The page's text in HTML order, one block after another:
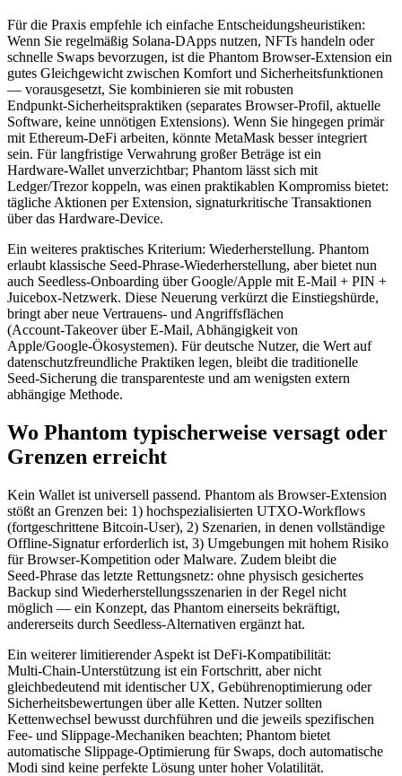
Für die Praxis empfehle ich einfache Entscheidungsheuristiken:
Wenn Sie regelmäßig Solana‑DApps nutzen, NFTs handeln oder
schnelle Swaps bevorzugen, ist die Phantom Browser‑Extension ein
gutes Gleichgewicht zwischen Komfort und Sicherheitsfunktionen
— vorausgesetzt, Sie kombinieren sie mit robusten
Endpunkt‑Sicherheitspraktiken (separates Browser-Profil, aktuelle
Software, keine unnötigen Extensions). Wenn Sie hingegen primär
mit Ethereum‑DeFi arbeiten, könnte MetaMask besser integriert
sein. Für langfristige Verwahrung großer Beträge ist ein
Hardware‑Wallet unverzichtbar; Phantom lässt sich mit
Ledger/Trezor koppeln, was einen praktikablen Kompromiss bietet:
tägliche Aktionen per Extension, signaturkritische Transaktionen
über das Hardware‑Device.
Ein weiteres praktisches Kriterium: Wiederherstellung. Phantom
erlaubt klassische Seed‑Phrase‑Wiederherstellung, aber bietet nun
auch Seedless‑Onboarding über Google/Apple mit E‑Mail + PIN +
Juicebox‑Netzwerk. Diese Neuerung verkürzt die Einstiegshürde,
bringt aber neue Vertrauens‑ und Angriffsflächen
(Account‑Takeover über E‑Mail, Abhängigkeit von
Apple/Google‑Ökosystemen). Für deutsche Nutzer, die Wert auf
datenschutzfreundliche Praktiken legen, bleibt die traditionelle
Seed‑Sicherung die transparenteste und am wenigsten extern
abhängige Methode.
Wo Phantom typischerweise versagt oder
Grenzen erreicht
Kein Wallet ist universell passend. Phantom als Browser‑Extension
stößt an Grenzen bei: 1) hochspezialisierten UTXO‑Workflows
(fortgeschrittene Bitcoin‑User), 2) Szenarien, in denen vollständige
Offline‑Signatur erforderlich ist, 3) Umgebungen mit hohem Risiko
für Browser‑Kompetition oder Malware. Zudem bleibt die
Seed‑Phrase das letzte Rettungsnetz: ohne physisch gesichertes
Backup sind Wiederherstellungsszenarien in der Regel nicht
möglich — ein Konzept, das Phantom einerseits bekräftigt,
andererseits durch Seedless‑Alternativen ergänzt hat.
Ein weiterer limitierender Aspekt ist DeFi‑Kompatibilität:
Multi‑Chain-Unterstützung ist ein Fortschritt, aber nicht
gleichbedeutend mit identischer UX, Gebührenoptimierung oder
Sicherheitsbewertungen über alle Ketten. Nutzer sollten
Kettenwechsel bewusst durchführen und die jeweils spezifischen
Fee‑ und Slippage‑Mechaniken beachten; Phantom bietet
automatische Slippage‑Optimierung für Swaps, doch automatische
Modi sind keine perfekte Lösung unter hoher Volatilität.